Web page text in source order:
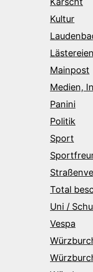
Kultur
Lästereien
Mainpost
Medien,
Panini
Politik
Sport
Total
Uni /
Vespa